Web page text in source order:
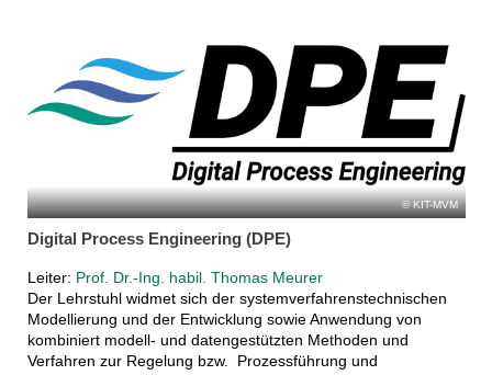
KIT-MVM
Digital Process Engineering (DPE)
Leiter: Prof. Dr.-Ing. habil. Thomas Meurer
Der Lehrstuhl widmet sich der systemverfahrenstechnischen
Modellierung und der Entwicklung sowie Anwendung von
kombiniert modell- und datengestützten Methoden und
Verfahren zur Regelung bzw. Prozessführung und